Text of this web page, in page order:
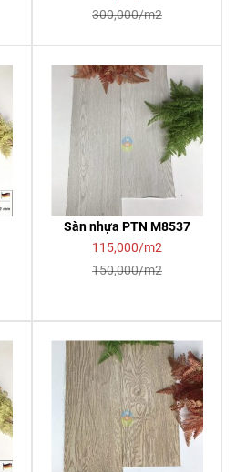
300,000/m2
Sàn nhựa PTN M8537
115,000/m2
150,000/m2